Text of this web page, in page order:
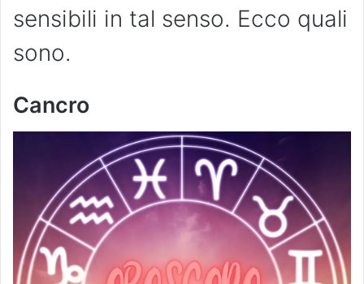
sensibili in tal senso. Ecco quali
sono.
Cancro